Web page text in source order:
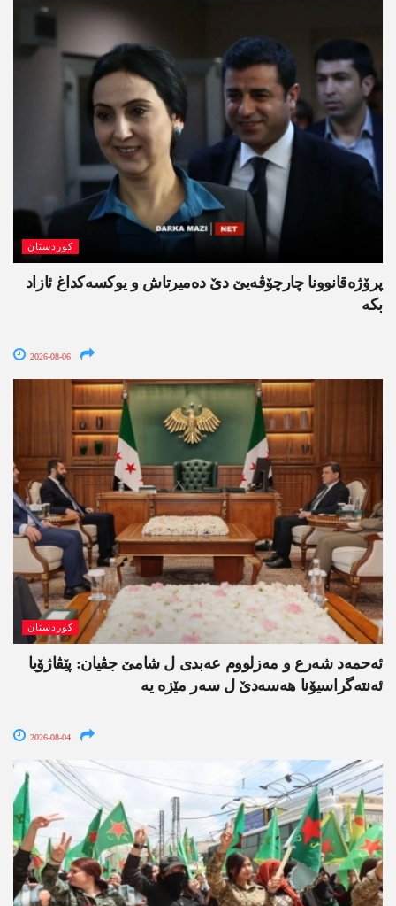
کوردستان
پرۆژەقانوونا چارچۆڤەیێ دێ دەمیرتاش و یوکسەکداغ ئازاد
بکە
2026-08-06
کوردستان
ئەحمەد شەرع و مەزلووم عەبدی ل شامێ جڤیان: پێڤاژۆیا
ئەنتەگراسیۆنا ھەسەدێ ل سەر مێزە یە
2026-08-04